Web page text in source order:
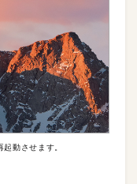
動させます。